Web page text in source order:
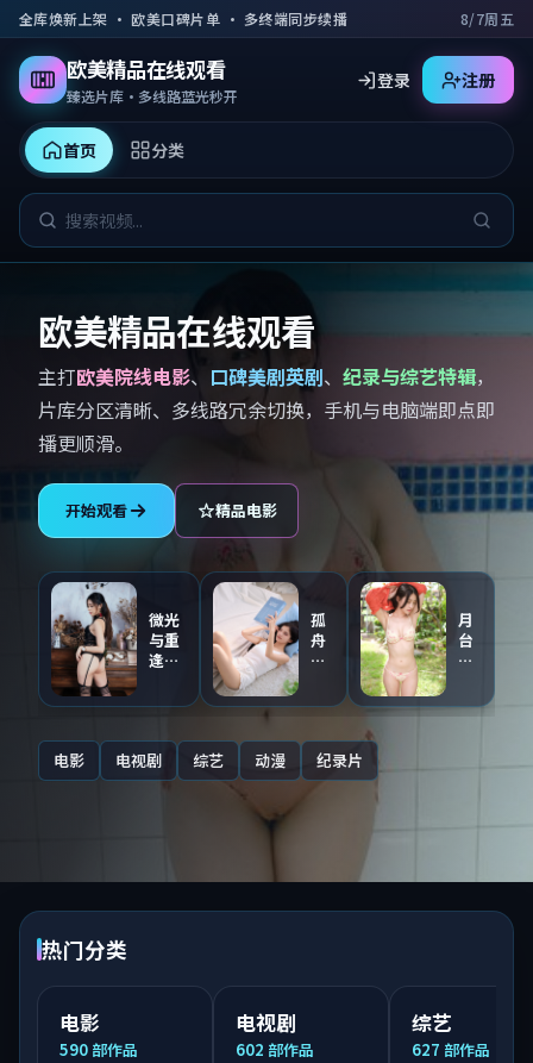
跳到主要内容
全库焕新上架 · 欧美口碑片单 · 多终端同步续播 8/7周五
欧美精品在线观看
臻选片库·多线路蓝光秒开
首页 分类
登录 注册
欧美精品在线观看
主打欧美院线电影、 口碑美剧英剧、 纪录与综艺特辑，
片库分区清晰、多线路冗余切换，手机与电脑端即点即
播更顺滑。
开始观看 精品电影
微光
与重
逢
轨）
孤
舟
与
步
连
载）
月
台
与
区
电影 电视剧 综艺 动漫 纪录片
热门分类
电影
590 部作品
电视剧
602 部作品
综艺
627 部作品